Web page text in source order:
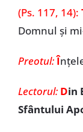
(Ps. 117, 14):
Domnul și
Preotul:Î
Lectorul: Din
Sfântului